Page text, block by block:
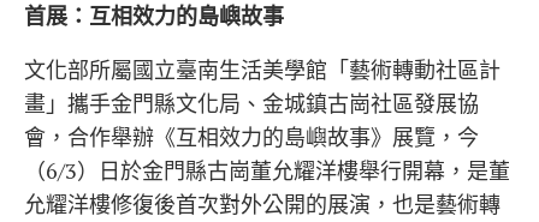
首展：互相效力的島嶼故事
文化部所屬國立臺南生活美學館「藝術轉動社區計
畫」攜手金門縣文化局、金城鎮古崗社區發展協
會，合作舉辦《互相效力的島嶼故事》展覽，今
（6/3）日於金門縣古崗董允耀洋樓舉行開幕，是董
允耀洋樓修復後首次對外公開的展演，也是藝術轉